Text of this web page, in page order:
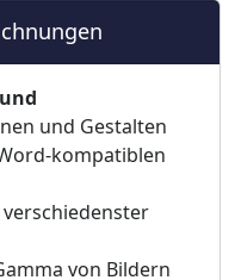
und Gestalten
kompatiblen
von Bildern